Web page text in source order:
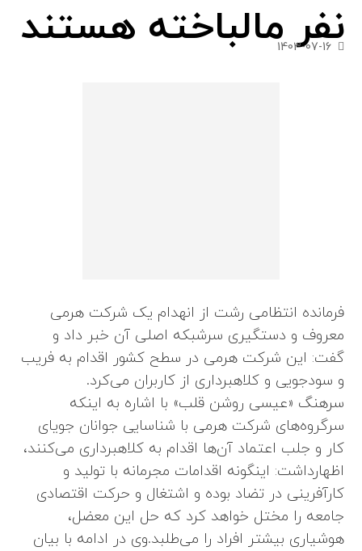
نفر مالباخته هستند
1403-07-16
فرمانده انتظامی رشت از انهدام یک شرکت هرمی
معروف و دستگیری سرشبکه اصلی آن خبر داد و
گفت: این شرکت هرمی در سطح کشور اقدام به فریب
و سودجویی و کلاهبرداری از کاربران می‌کرد.
سرهنگ «عیسی روشن قلب» با اشاره به اینکه
سرگروه‌های شرکت هرمی با شناسایی جوانان جویای
کار و جلب اعتماد آن‌ها اقدام به کلاهبرداری می‌کنند،
اظهارداشت: اینگونه اقدامات مجرمانه با تولید و
کارآفرینی در تضاد بوده و اشتغال و حرکت اقتصادی
جامعه را مختل خواهد کرد که حل این معضل،
هوشیاری بیشتر افراد را می‌طلبد.وی در ادامه با بیان